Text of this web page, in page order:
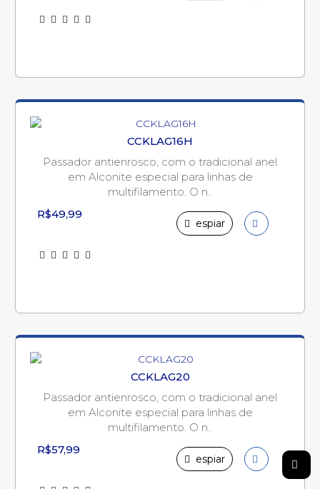
CCKLAG16H
Passador antienrosco, com o tradicional anel
em Alconite especial para linhas de
multifilamento. O n..
R$49,99
espiar
CCKLAG20
Passador antienrosco, com o tradicional anel
em Alconite especial para linhas de
multifilamento. O n..
R$57,99
espiar